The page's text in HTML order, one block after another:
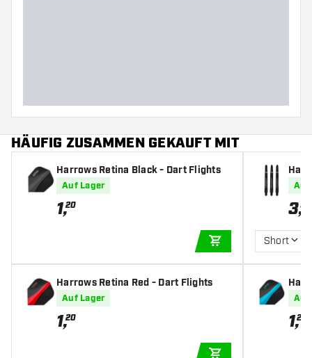
HÄUFIG ZUSAMMEN GEKAUFT MIT
Harrows Retina Black - Dart Flights
Auf Lager
1,20
IN DEN
Harrows Retina Red - Dart Flights
Auf Lager
1,20
art
Auf
3,95
Short
hts
Auf
1,20